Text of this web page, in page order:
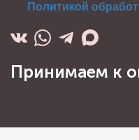
Политикой
Принимаем к